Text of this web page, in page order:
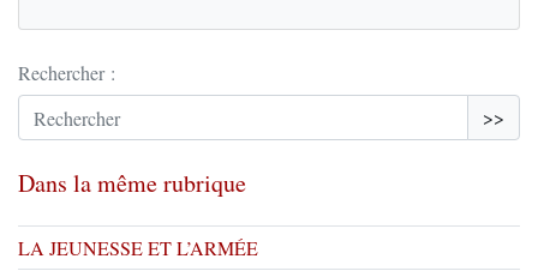
Rechercher :
>>
Dans la même rubrique
LA JEUNESSE ET L’ARMÉE